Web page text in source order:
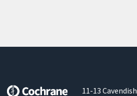
11-13 Cavendish